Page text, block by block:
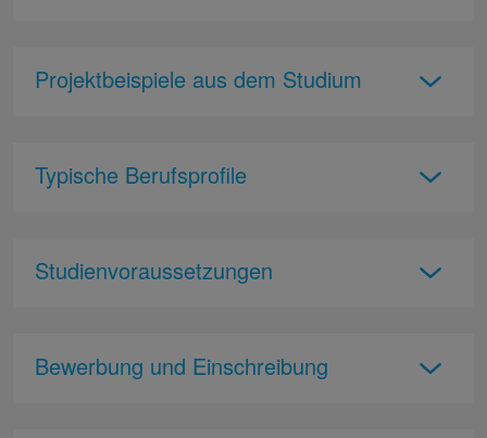
Projektbeispiele aus dem Studium
Typische Berufsprofile
Studienvoraussetzungen
Bewerbung und Einschreibung